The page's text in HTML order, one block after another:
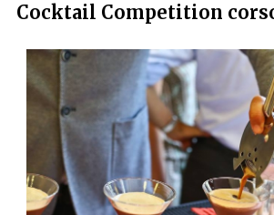
Cocktail Competition